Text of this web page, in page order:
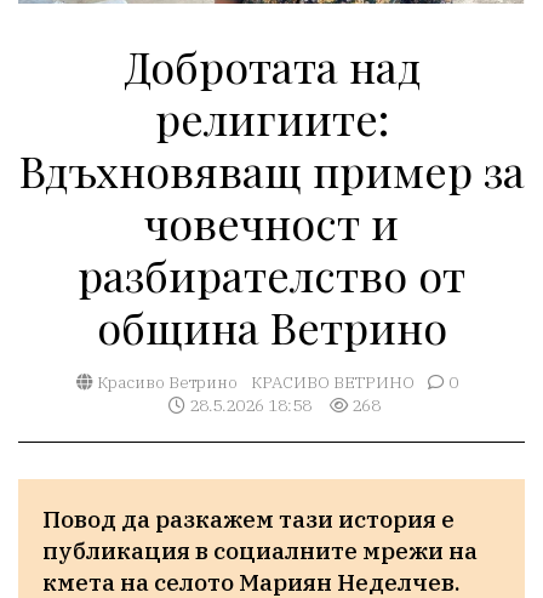
Добротата над
религиите:
Вдъхновяващ пример за
човечност и
разбирателство от
община Ветрино
Красиво Ветрино КРАСИВО ВЕТРИНО
0
28.5.2026 18:58
268
Повод да разкажем тази история е
публикация в социалните мрежи на
кмета на селото Мариян Неделчев.